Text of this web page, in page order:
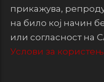
прикажува,
на било кој начин
или согласност на
Услови за